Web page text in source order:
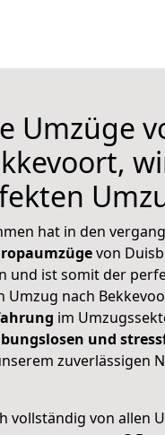
Umzüge
hat in den
von
und ist somit der
Umzug nach
im
und
zuverlässigen
vollständig von allen